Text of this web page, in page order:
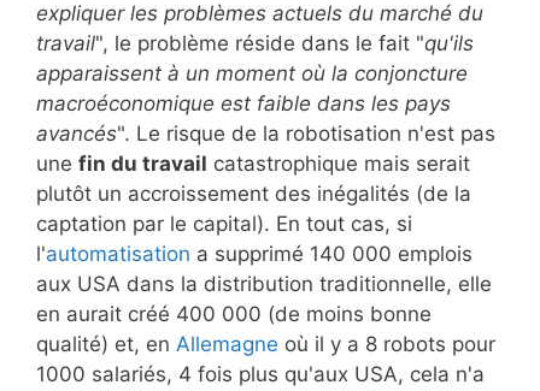
expliquer les problèmes actuels du marché du
travail", le problème réside dans le fait "qu'ils
apparaissent à un moment où la conjoncture
macroéconomique est faible dans les pays
avancés". Le risque de la robotisation n'est pas
une fin du travail catastrophique mais serait
plutôt un accroissement des inégalités (de la
captation par le capital). En tout cas, si
l'automatisation a supprimé 140 000 emplois
aux USA dans la distribution traditionnelle, elle
en aurait créé 400 000 (de moins bonne
qualité) et, en Allemagne où il y a 8 robots pour
1000 salariés, 4 fois plus qu'aux USA, cela n'a